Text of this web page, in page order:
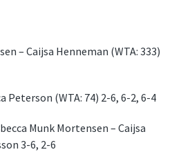
– Caijsa Henneman (WTA: 333)
Peterson (WTA: 74) 2-6, 6-2, 6-4
Munk Mortensen – Caijsa
3-6, 2-6